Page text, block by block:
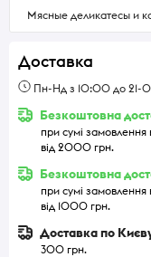
Мясные деликатесы и
Доставка
Пн-Нд з 10:00 до 21-
Безкоштовна
при сумі
від 2000 грн.
Безкоштовна
при сумі
від 1000 грн.
Доставка по
300 грн.